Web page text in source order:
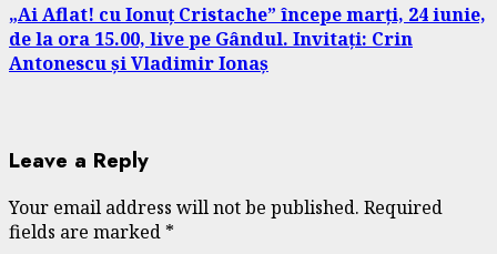
„Ai Aflat! cu Ionuț Cristache” începe marți, 24 iunie,
de la ora 15.00, live pe Gândul. Invitați: Crin
Antonescu și Vladimir Ionaș
Leave a Reply
Your email address will not be published. Required
fields are marked *